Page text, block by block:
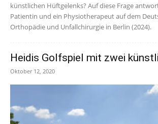
künstlichen Hüftgelenks? Auf diese Frage
Patientin und ein Physiotherapeut auf dem
Orthopädie und Unfallchirurgie in Berlin (2024).
Heidis Golfspiel mit zwei
Oktober 12, 2020